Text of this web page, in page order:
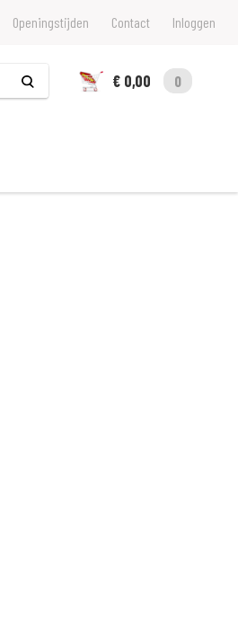
Openingstijden Contact Inloggen
€ 0,00
0